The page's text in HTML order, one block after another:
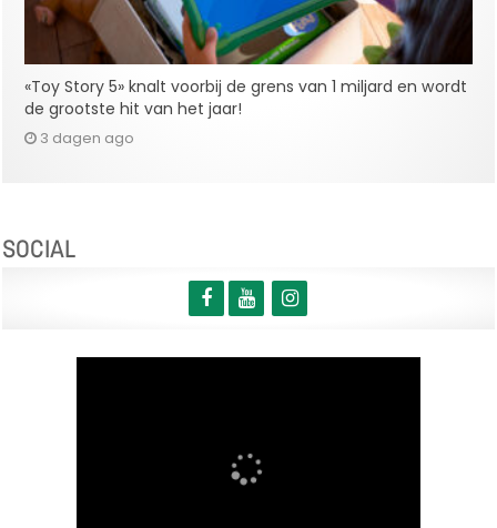
«Toy Story 5» knalt voorbij de grens van 1 miljard en wordt
de grootste hit van het jaar!
3 dagen ago
SOCIAL